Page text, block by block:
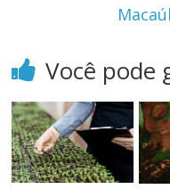
Você pode